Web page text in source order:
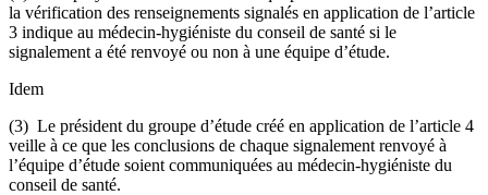
la vérification des renseignements signalés en application de l’article
3 indique au médecin-hygiéniste du conseil de santé si le
signalement a été renvoyé ou non à une équipe d’étude.
Idem
(3) Le président du groupe d’étude créé en application de l’article 4
veille à ce que les conclusions de chaque signalement renvoyé à
l’équipe d’étude soient communiquées au médecin-hygiéniste du
conseil de santé.